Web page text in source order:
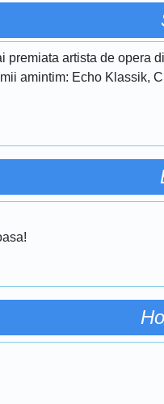
premiata artista de opera
amintim: Echo Klassik,